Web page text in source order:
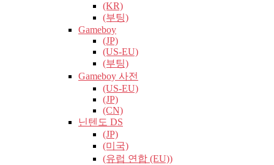
(KR)
(부팅)
Gameboy
(JP)
(US-EU)
(부팅)
Gameboy 사전
(US-EU)
(JP)
(CN)
닌텐도 DS
(JP)
(미국)
(유럽​​ 연합 (EU))